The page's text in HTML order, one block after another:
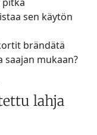
sen käytön
brändätä
mukaan?
lahja